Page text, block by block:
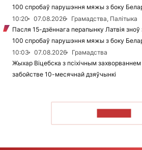
100 спробаў парушэння мяжы з боку
10:20
07.08.2026
Грамадства, Палітыка
Пасля 15-дзённага перапынку Латвія зноў
100 спробаў парушэння мяжы з боку
10:03
07.08.2026
Грамадства
Жыхар Віцебска з псіхічным
забойстве 10-месячнай дзяўчынкі